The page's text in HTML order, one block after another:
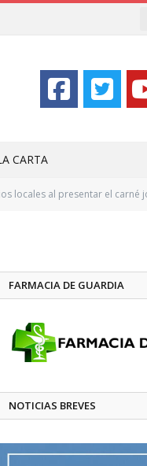
CARTA
locales al presentar el carné
FARMACIA DE GUARDIA
NOTICIAS BREVES